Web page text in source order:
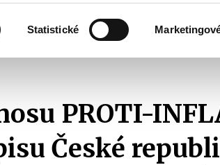
Statistické
pro
submenu
Užitečné
PROTI-
České